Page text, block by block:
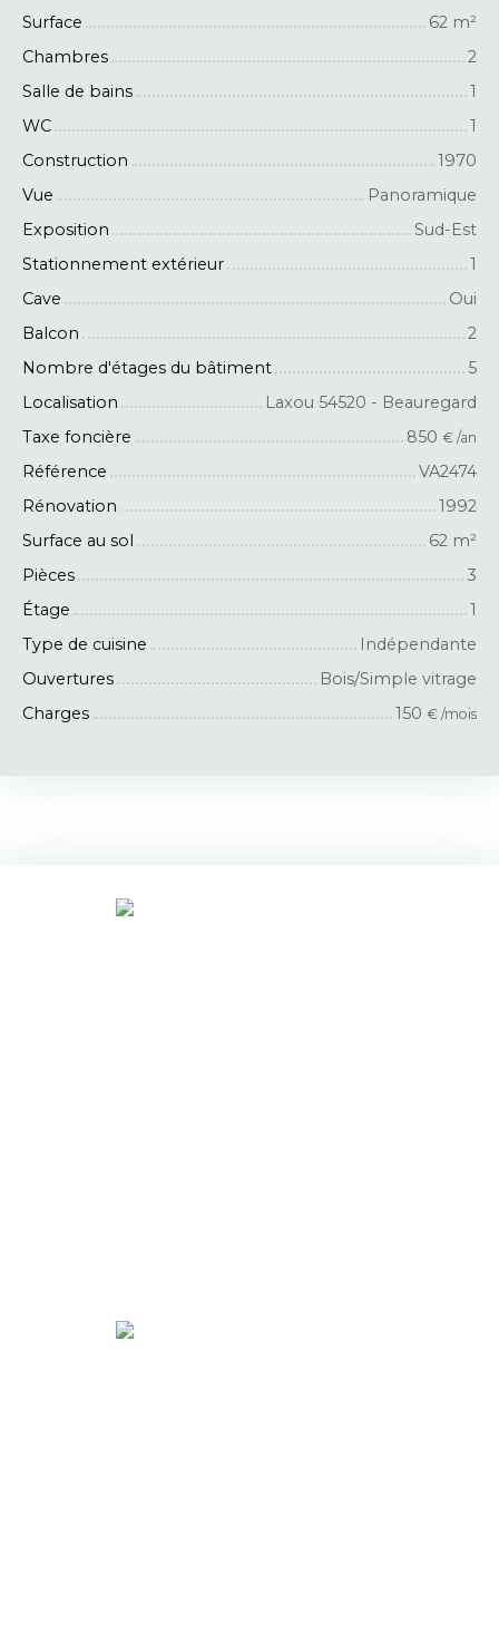
Surface
62 m²
Chambres
2
Salle de bains
1
WC
1
Construction
1970
Vue
Panoramique
Exposition
Sud-Est
Stationnement extérieur
1
Cave
Oui
Balcon
2
Nombre d'étages du bâtiment
5
Localisation
Laxou 54520 - Beauregard
Taxe foncière
850 € /an
Référence
VA2474
Rénovation
1992
Surface au sol
62 m²
Pièces
3
Étage
1
Type de cuisine
Indépendante
Ouvertures
Bois/Simple vitrage
Charges
150 € /mois